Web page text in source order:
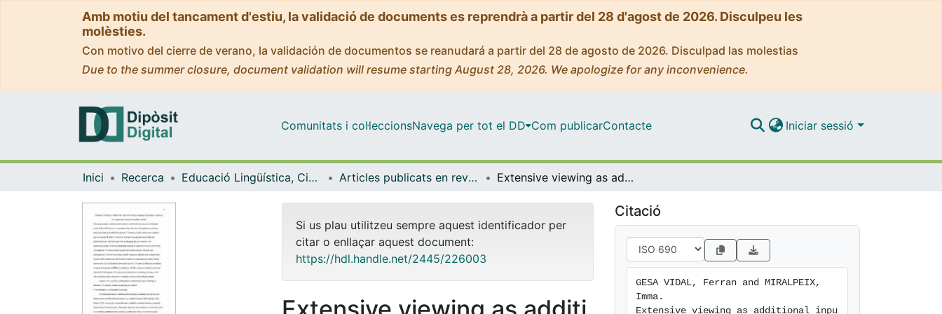
Amb motiu del tancament d'estiu, la validació de documents es reprendrà a partir del 28 d'agost de 2026. Disculpeu les
molèsties.
Con motivo del cierre de verano, la validación de documentos se reanudará a partir del 28 de agosto de 2026. Disculpad las molestias
Due to the summer closure, document validation will resume starting August 28, 2026. We apologize for any inconvenience.
Comunitats i col·leccionsNavega per tot el DD Com publicarContacte Iniciar sessió
Inici Recerca Educació Lingüística, Científica i Matemàtica Articles publicats en revistes (Educació Lingüística, Científica i Matemàtica) Extensive viewing as additional input for foreign language vocabulary learning: A longitudinal study in secondary school
Si us plau utilitzeu sempre aquest identificador per
citar o enllaçar aquest document:
https://hdl.handle.net/2445/226003
Citació
GESA VIDAL, Ferran and MIRALPEIX,
Imma.
Extensive viewing as additional inpu